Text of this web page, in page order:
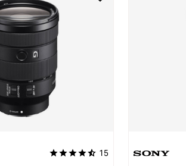
Durchschnittliche Bewertung von
15